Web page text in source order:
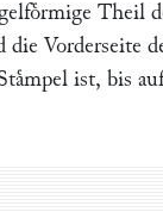
Theil
Vorderseite
ist, bis